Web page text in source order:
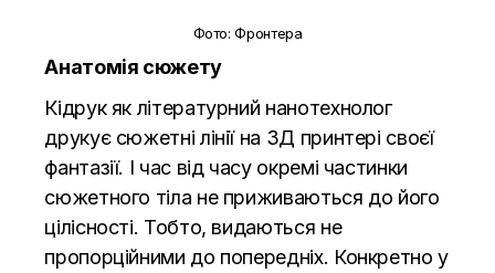
Фото: Фронтера
Анатомія сюжету
Кідрук як літературний нанотехнолог
друкує сюжетні лінії на 3Д принтері своєї
фантазії. І час від часу окремі частинки
сюжетного тіла не приживаються до його
цілісності. Тобто, видаються не
пропорційними до попередніх. Конкретно у